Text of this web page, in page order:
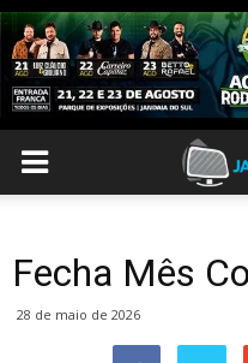
Fecha Mês
28 de maio de 2026